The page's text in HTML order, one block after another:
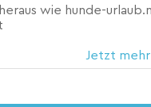
wie hunde-
Jetzt